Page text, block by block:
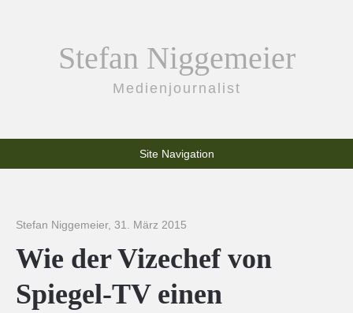
Stefan Niggemeier
Medienjournalist
Site Navigation
Stefan Niggemeier, 31. März 2015
Wie der Vizechef von
Spiegel-TV einen